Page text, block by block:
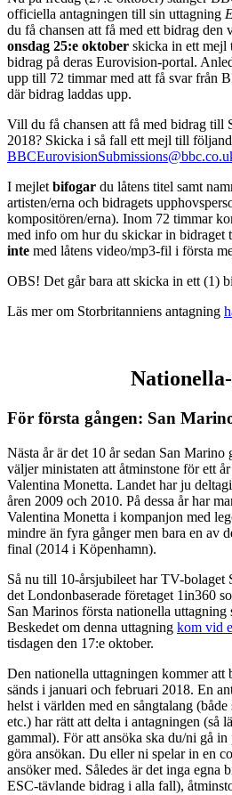
officiella antagningen till sin uttagning
du få chansen att få med ett bidrag den
onsdag 25:e oktober skicka in ett
bidrag på deras Eurovision-portal.
upp till 72 timmar med att få svar från
där bidrag laddas upp.
Vill du få chansen att få med bidrag till
2018? Skicka i så fall ett mejl till
I mejlet bifogar du låtens titel samt
artisten/erna och bidragets
kompositören/erna). Inom 72 timmar
med info om hur du skickar in bidraget
inte med låtens video/mp3-fil i första
OBS! Det går bara att skicka in ett (1)
Läs mer om Storbritanniens antagning
För första gången: San
Nästa år är det 10 år sedan San Marino
väljer ministaten att åtminstone för ett
Valentina Monetta. Landet har ju
åren 2009 och 2010. På dessa år har
Valentina Monetta i kompanjon med
mindre än fyra gånger men bara en av
final (2014 i Köpenhamn).
Så nu till 10-årsjubileet har TV-
det Londonbaserade företaget 1in360
San Marinos första nationella uttagning
Beskedet om denna uttagning kom vid
tisdagen den 17:e oktober.
Den nationella uttagningen kommer att
sänds i januari och februari 2018. En
helst i världen med en sångtalang
etc.) har rätt att delta i antagningen (så
gammal). För att ansöka ska du/ni gå in
göra ansökan. Du eller ni spelar in en
ansöker med. Således är det inga egna
ESC-tävlande bidrag i alla fall),